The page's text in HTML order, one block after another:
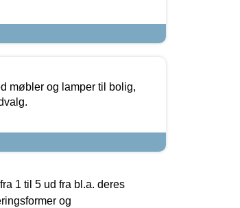
møbler og lamper til bolig,
1 til 5 ud fra bl.a. deres
og